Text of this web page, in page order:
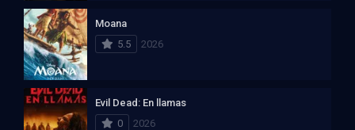
Moana
5.5
2026
Evil Dead: En llamas
0
2026